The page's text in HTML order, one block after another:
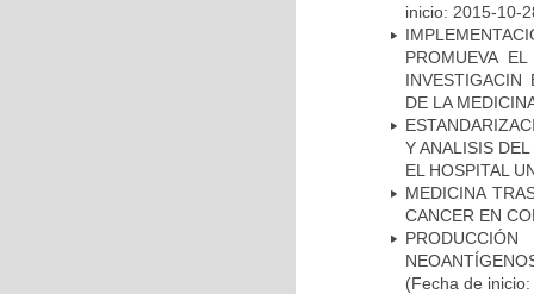
inicio: 2015-10-
PROMUEVA
INVESTIGACIN
DE LA
Y ANALISIS
EL HOSPITAL
MEDICINA
CANCER EN
(Fecha de